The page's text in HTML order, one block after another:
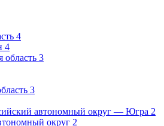
4
4
область 3
3
автономный округ — Югра 2
округ 2